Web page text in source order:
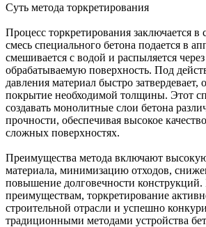
Суть метода торкретирования
Процесс торкретирования заключается
смесь специального бетона подается в
смешивается с водой и распыляется
обрабатываемую поверхность. Под
давления материал быстро затвердевает,
покрытие необходимой толщины. Этот
создавать монолитные слои бетона
прочности, обеспечивая высокое
сложных поверхностях.
Преимущества метода включают
материала, минимизацию отходов,
повышение долговечности конструкций.
преимуществам, торкретирование
строительной отрасли и успешно
традиционными методами устройства